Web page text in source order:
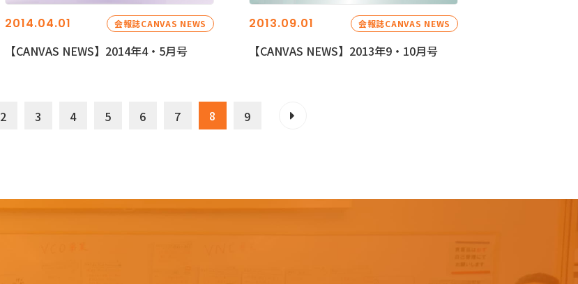
2014.04.01 会報誌CANVAS NEWS
【CANVAS NEWS】2014年4・5月号
2013.09.01 会報誌CANVAS NEWS
【CANVAS NEWS】2013年9・10月号
2 3 4 5 6 7 8 9